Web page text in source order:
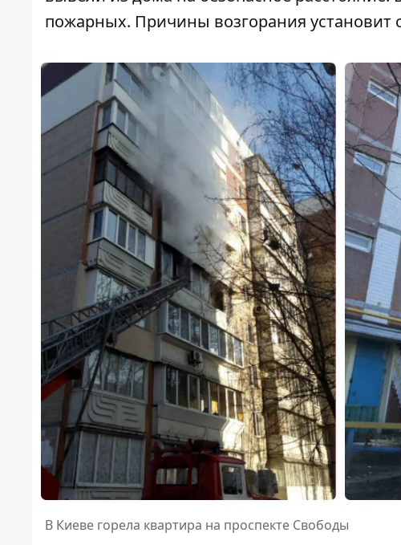
пожарных. Причины возгорания установит
В Киеве горела квартира на проспекте Свободы